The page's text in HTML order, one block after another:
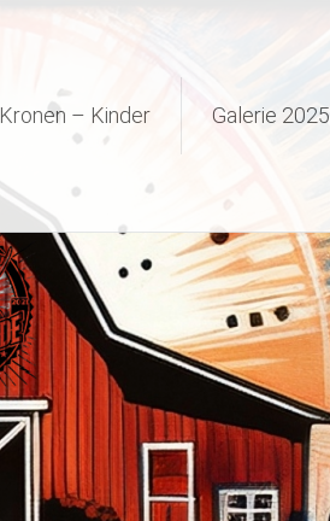
Kronen – Kinder Galerie 2025